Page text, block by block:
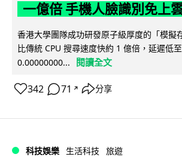
一億倍 手機人臉識別免上
香港大學團隊成功研發原子級厚度的「模擬
比傳統 CPU 搜尋速度快約 1 億倍，延遲低
0.00000000...
閱讀全文
342 71 ↗ 分享
科技娛樂 生活科技 旅遊